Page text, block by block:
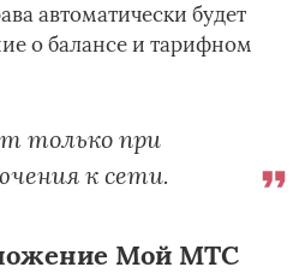
автоматически будет
о балансе и тарифном
только при
к сети.
Мой МТС